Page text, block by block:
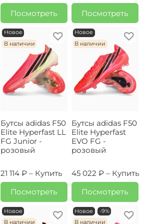
Посмотреть
Посмотреть
Новое
В наличии
Бутсы adidas F50
Elite Hyperfast LL
FG Junior -
розовый
21 114 ₽ – Купить
Посмотреть
Новое
В наличии
Бутсы adidas F50
Elite Hyperfast
EVO FG -
розовый
45 022 ₽ – Купить
Посмотреть
Новое
В наличии
Новое
-9%
В наличии